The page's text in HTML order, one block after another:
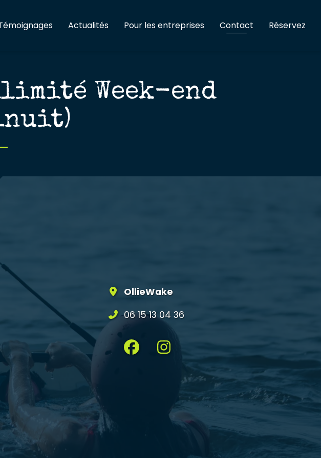
Actualités Pour les entreprises Contact Réservez
Week-end
OllieWake
06 15 13 04 36